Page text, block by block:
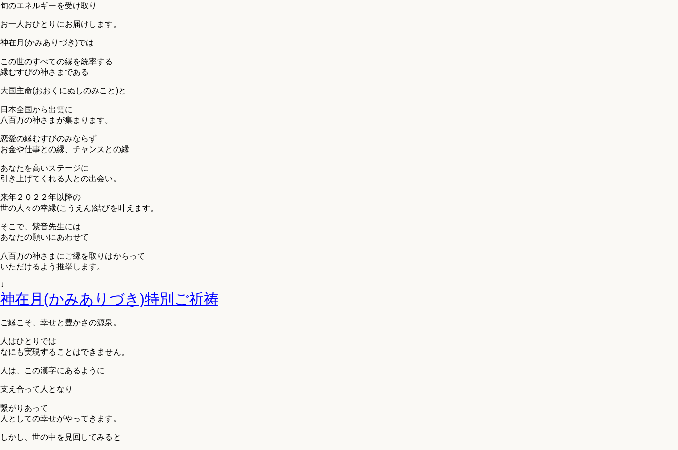
旬のエネルギーを受け取り
お一人おひとりにお届けします。
神在月(かみありづき)では
この世のすべての縁を統率する
縁むすびの神さまである
大国主命(おおくにぬしのみこと)と
日本全国から出雲に
八百万の神さまが集まります。
恋愛の縁むすびのみならず
お金や仕事との縁、チャンスとの縁
あなたを高いステージに
引き上げてくれる人との出会い。
来年２０２２年以降の
世の人々の幸縁(こうえん)結びを叶えます。
そこで、紫音先生には
あなたの願いにあわせて
八百万の神さまにご縁を取りはからって
いただけるよう推挙します。
↓
神在月(かみありづき)特別ご祈祷
ご縁こそ、幸せと豊かさの源泉。
人はひとりでは
なにも実現することはできません。
人は、この漢字にあるように
支え合って人となり
繋がりあって
人としての幸せがやってきます。
しかし、世の中を見回してみると